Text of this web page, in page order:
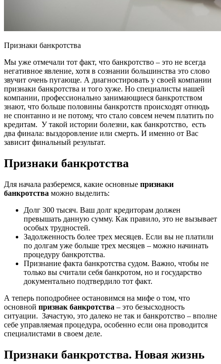
Признаки банкротства
Мы уже отмечали тот факт, что банкротство – это не всегда
негативное явление, хотя в сознании большинства это слово
звучит очень пугающе. А диагностировать у своей компании
признаки банкротства и того хуже. Но специалисты нашей
компании, профессионально занимающиеся банкротством
знают, что больше половины банкротств происходят отнюдь
не спонтанно и не потому, что стало совсем нечем платить по
кредитам. У такой истории болезни, как банкротство, есть
два финала: выздоровление или смерть. И именно от Вас
зависит финальный результат.
Признаки банкротства
Для начала разберемся, какие основные признаки
банкротства можно выделить:
Долг 300 тысяч. Ваш долг кредиторам должен
превышать данную сумму. Как правило, это не вызывает
особых трудностей.
Задолженность более трех месяцев. Если вы не платили
по долгам уже больше трех месяцев – можно начинать
процедуру банкротства.
Признание факта банкротства судом. Важно, чтобы не
только вы считали себя банкротом, но и государство
документально подтвердило тот факт.
А теперь поподробнее остановимся на мифе о том, что
основной признак банкротства – это безысходность
ситуации. Зачастую, это далеко не так и банкротство – вполне
себе управляемая процедура, особенно если она проводится
специалистами в своем деле.
Признаки банкротства. Новая жизнь